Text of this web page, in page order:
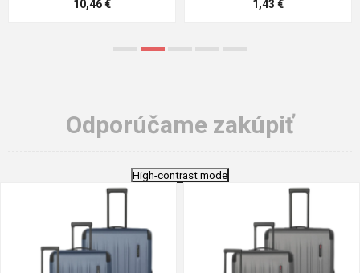
5,21 € 0,79 €
Odporúčame zakúpiť
High-contrast mode